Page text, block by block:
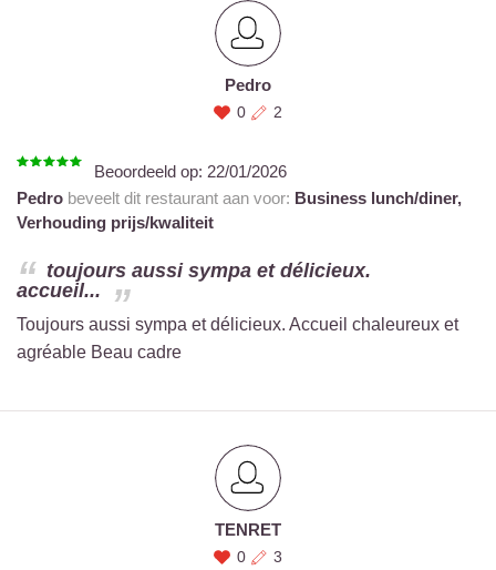
Pedro
0 2
Beoordeeld op: 22/01/2026
Pedro beveelt dit restaurant aan voor: Business lunch/diner,
Verhouding prijs/kwaliteit
toujours aussi sympa et délicieux.
accueil...
Toujours aussi sympa et délicieux. Accueil chaleureux et
agréable Beau cadre
TENRET
0 3